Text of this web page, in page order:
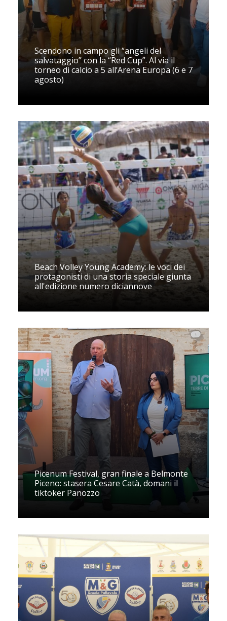
Scendono in campo gli “angeli del
salvataggio” con la “Red Cup”. Al via il
torneo di calcio a 5 all’Arena Europa (6 e 7
agosto)
Beach Volley Young Academy: le voci dei
protagonisti di una storia speciale giunta
all'edizione numero diciannove
Picenum Festival, gran finale a Belmonte
Piceno: stasera Cesare Catà, domani il
tiktoker Panozzo